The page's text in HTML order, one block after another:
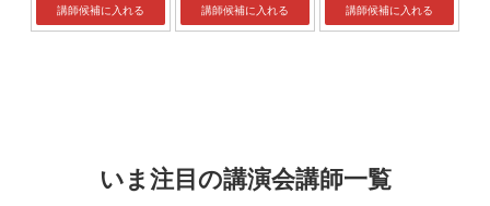
講師候補に入れる 講師候補に入れる 講師候補に入れる
いま注目の講演会講師一覧